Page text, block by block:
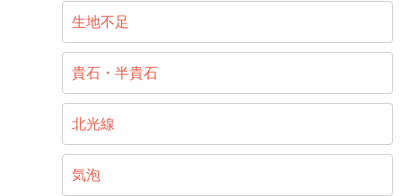
生地不足
貴石・半貴石
北光線
気泡